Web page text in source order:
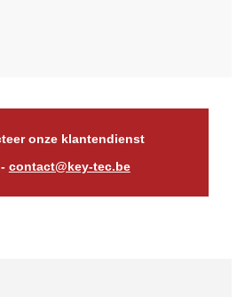
onze klantendienst
contact@key-tec.be